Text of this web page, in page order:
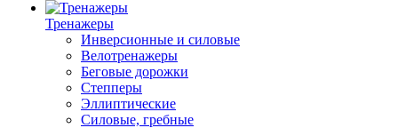
Тренажеры
Инверсионные и силовые
Велотренажеры
Беговые дорожки
Степперы
Эллиптические
Силовые, гребные